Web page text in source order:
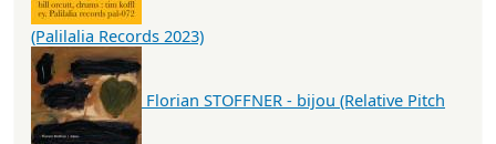
(Palilalia Records 2023)
Florian STOFFNER - bijou (Relative Pitch